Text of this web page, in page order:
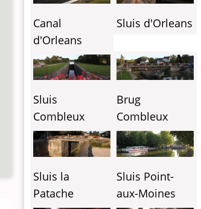
Canal
d'Orleans
Sluis d'Orleans
Sluis
Combleux
Brug
Combleux
Sluis la
Patache
Sluis Point-
aux-Moines